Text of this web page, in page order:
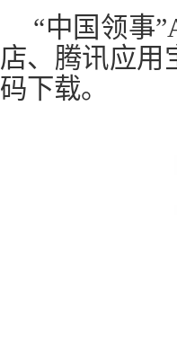
“中国领事
店、腾讯应用
码下载。